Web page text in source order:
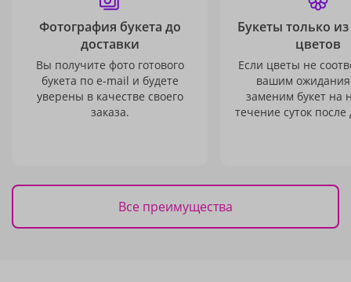
Фотография букета до
доставки
Вы получите фото готового
букета по e-mail и будете
уверены в качестве своего
заказа.
Букеты только
цветов
Если цветы не
вашим
заменим букет на
течение суток после
Все преимущества